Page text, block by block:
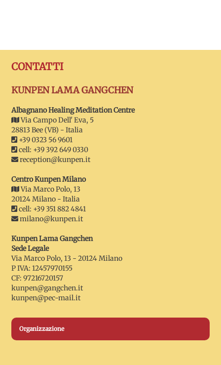
CONTATTI
KUNPEN LAMA GANGCHEN
Albagnano Healing Meditation Centre
Via Campo Dell' Eva, 5
28813 Bee (VB) - Italia
+39 0323 56 9601
cell: +39 392 649 0330
reception@kunpen.it
Centro Kunpen Milano
Via Marco Polo, 13
20124 Milano - Italia
cell: +39 351 882 4841
milano@kunpen.it
Kunpen Lama Gangchen
Sede Legale
Via Marco Polo, 13 - 20124 Milano
P IVA: 12457970155
CF: 97216720157
kunpen@gangchen.it
kunpen@pec-mail.it
Organizzazione